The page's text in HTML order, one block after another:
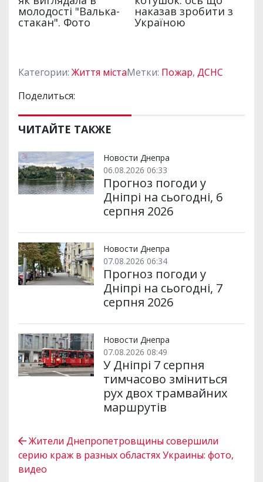
Категории: Життя містаМетки: Пожар, ДСНС
Поделиться:
ЧИТАЙТЕ ТАКЖЕ
Новости Днепра
06.08.2026 06:33
Прогноз погоди у
Дніпрі на сьогодні, 6
серпня 2026
Новости Днепра
07.08.2026 06:34
Прогноз погоди у
Дніпрі на сьогодні, 7
серпня 2026
Новости Днепра
07.08.2026 08:49
У Дніпрі 7 серпня
тимчасово зміниться
рух двох трамвайних
маршрутів
Жители Днепропетровщины совершили
серию краж в разных областях Украины: фото,
видео